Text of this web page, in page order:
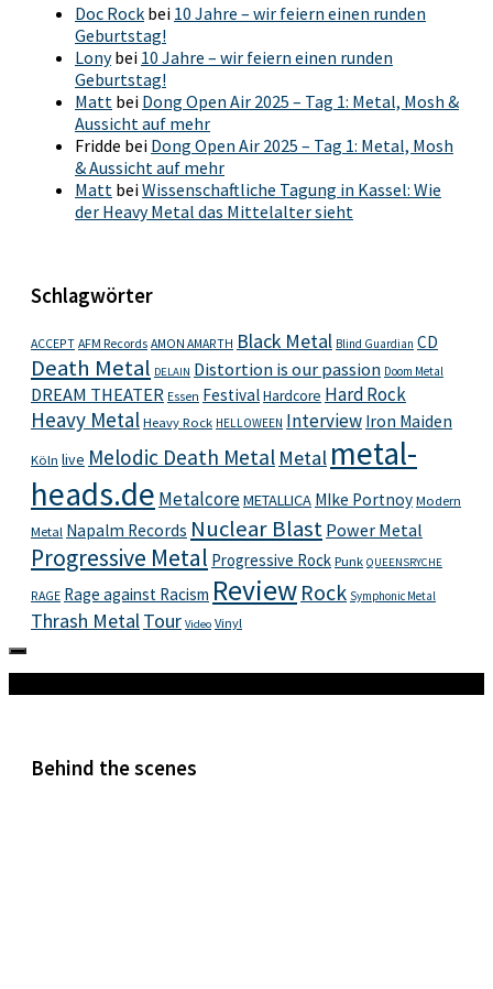
Doc Rock bei 10 Jahre – wir feiern einen runden
Geburtstag!
Lonybei 10 Jahre – wir feiern einen runden
Geburtstag!
Matt bei Dong Open Air 2025 – Tag 1: Metal, Mosh &
Aussicht auf mehr
Fridde bei Dong Open Air 2025 – Tag 1: Metal, Mosh
& Aussicht auf mehr
Matt beiWissenschaftliche Tagung in Kassel: Wie
der Heavy Metal das Mittelalter sieht
Schlagwörter
ACCEPT AFM Records AMON AMARTH Black Metal Blind Guardian CD
Death Metal DELAIN Distortion is our passion Doom Metal
DREAM THEATER Essen FestivalHardcore Hard Rock
Heavy Metal Heavy Rock HELLOWEEN Interview Iron Maiden
Köln live Melodic Death Metal Metal metal-
heads.de MetalcoreMETALLICA MIke Portnoy Modern
Metal Napalm Records Nuclear Blast Power Metal
Progressive Metal Progressive Rock Punk QUEENSRYCHE
RAGE Rage against Racism Review Rock Symphonic Metal
Thrash MetalTour Video Vinyl
Behind the scenes